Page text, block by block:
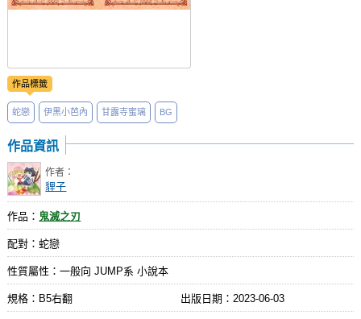
作品標籤
蛇戀 伊黑小芭內 甘露寺蜜璃 BG
作品資訊
作者：
貍子
作品： 鬼滅之刃
配對：蛇戀
性質屬性：一般向 JUMP系 小說本
規格：B5右翻 出版日期： 2023-06-03